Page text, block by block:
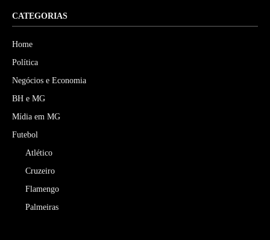
CATEGORIAS
Home
Política
Negócios e Economia
BH e MG
Mídia em MG
Futebol
Atlético
Cruzeiro
Flamengo
Palmeiras